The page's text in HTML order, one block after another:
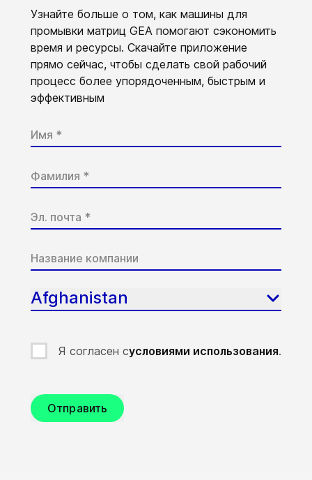
Узнайте больше о том, как машины для
промывки матриц GEA помогают сэкономить
время и ресурсы. Скачайте приложение
прямо сейчас, чтобы сделать свой рабочий
процесс более упорядоченным, быстрым и
эффективным
Afghanistan
Я согласен сусловиями использования.
Отправить